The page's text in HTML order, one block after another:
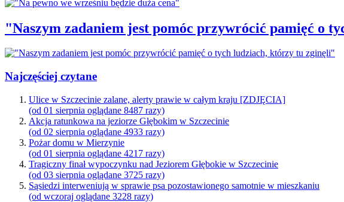
"Naszym zadaniem jest pomóc przywrócić pamięć o
Najczęściej czytane
Ulice w Szczecinie zalane, alerty prawie w całym kraju [ZDJĘCIA]
(od 01 sierpnia oglądane 8487 razy)
Akcja ratunkowa na jeziorze Głębokim w Szczecinie
(od 02 sierpnia oglądane 4933 razy)
Pożar domu w Mierzynie
(od 01 sierpnia oglądane 4217 razy)
Tragiczny finał wypoczynku nad Jeziorem Głębokie w Szczecinie
(od 03 sierpnia oglądane 3725 razy)
Sąsiedzi interweniują w sprawie psa pozostawionego samotnie w mieszkaniu
(od wczoraj oglądane 3228 razy)